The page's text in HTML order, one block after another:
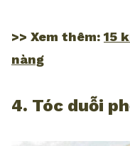
>> Xem thêm: 15
nàng
4. Tóc duỗi